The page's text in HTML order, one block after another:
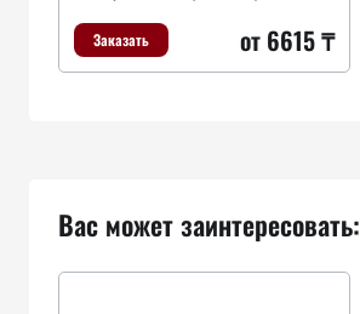
Заказать от 6615 ₸
Вас может заинтересовать: